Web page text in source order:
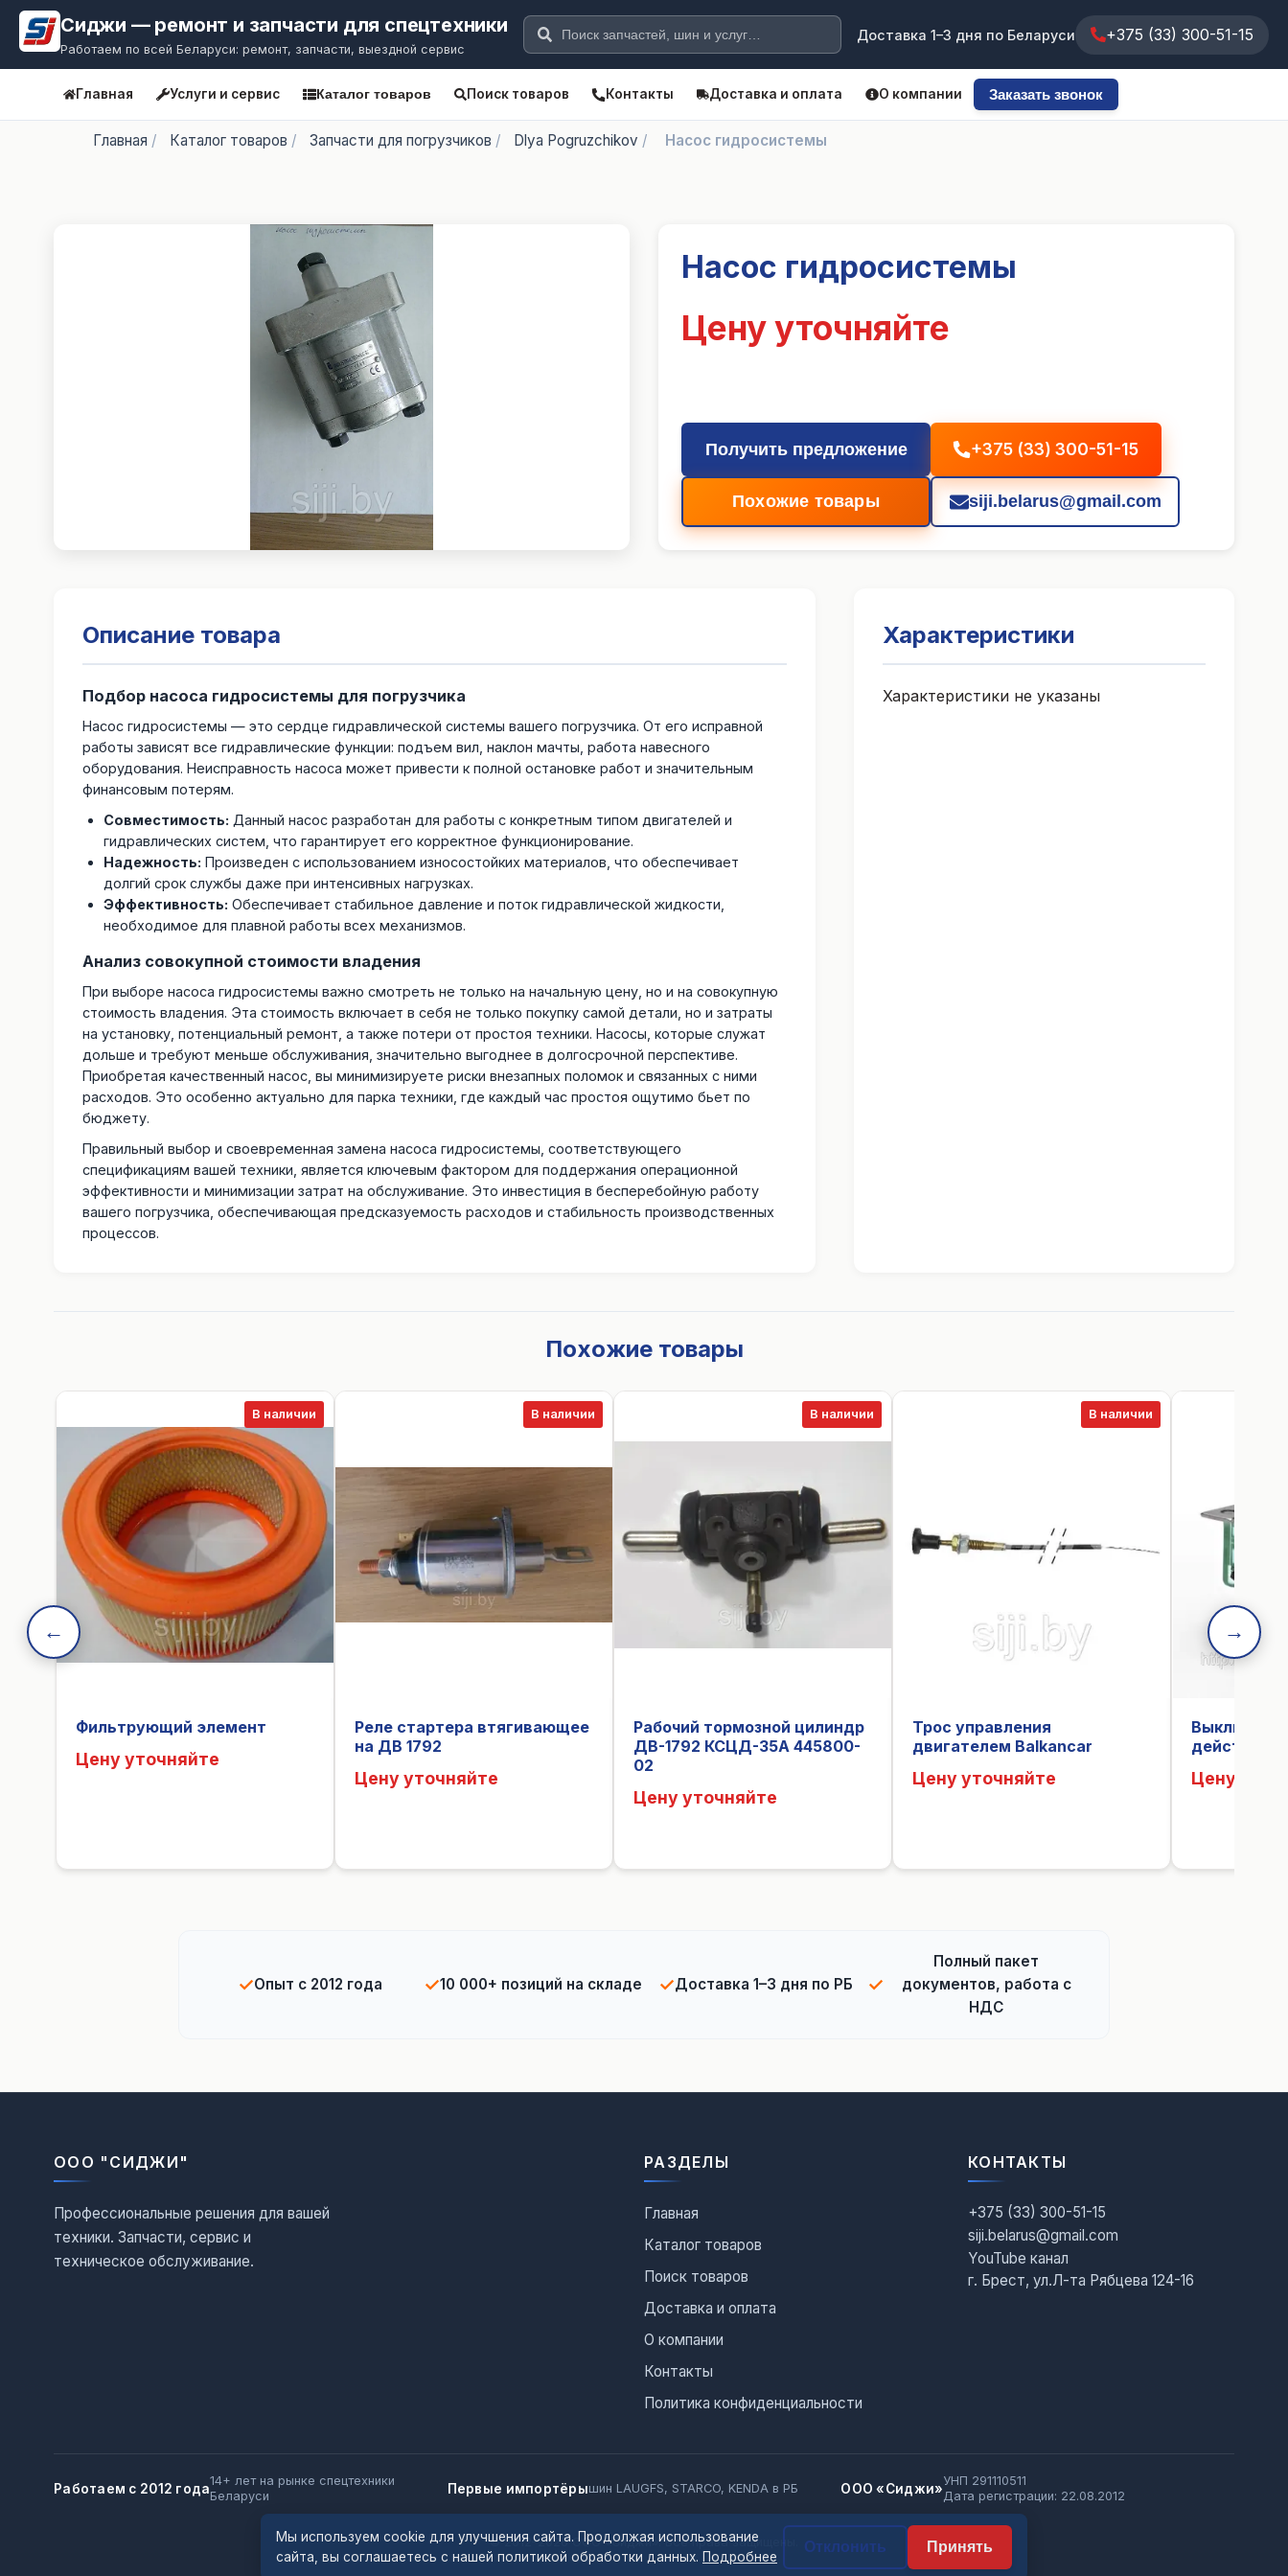
Сиджи — ремонт и запчасти для спецтехники
Работаем по всей Беларуси: ремонт, запчасти, выездной сервис
Доставка 1–3 дня по Беларуси +375 (33) 300-51-15
Главная Услуги и сервис Каталог товаров Поиск товаров Контакты Доставка и оплата О компании Заказать звонок
Мы используем cookie для улучшения сайта. Продолжая использование
сайта, вы соглашаетесь с нашей политикой обработки данных. Подробнее
Отклонить Принять
Главная / Каталог товаров / Запчасти для погрузчиков / Dlya Pogruzchikov / Насос гидросистемы
Насос гидросистемы
Цену уточняйте
Получить предложение +375 (33) 300-51-15
Похожие товары siji.belarus@gmail.com
Описание товара
Подбор насоса гидросистемы для погрузчика
Насос гидросистемы — это сердце гидравлической системы вашего погрузчика. От его исправной
работы зависят все гидравлические функции: подъем вил, наклон мачты, работа навесного
оборудования. Неисправность насоса может привести к полной остановке работ и значительным
финансовым потерям.
Совместимость: Данный насос разработан для работы с конкретным типом двигателей и
гидравлических систем, что гарантирует его корректное функционирование.
Надежность: Произведен с использованием износостойких материалов, что обеспечивает
долгий срок службы даже при интенсивных нагрузках.
Эффективность: Обеспечивает стабильное давление и поток гидравлической жидкости,
необходимое для плавной работы всех механизмов.
Анализ совокупной стоимости владения
При выборе насоса гидросистемы важно смотреть не только на начальную цену, но и на совокупную
стоимость владения. Эта стоимость включает в себя не только покупку самой детали, но и затраты
на установку, потенциальный ремонт, а также потери от простоя техники. Насосы, которые служат
дольше и требуют меньше обслуживания, значительно выгоднее в долгосрочной перспективе.
Приобретая качественный насос, вы минимизируете риски внезапных поломок и связанных с ними
расходов. Это особенно актуально для парка техники, где каждый час простоя ощутимо бьет по
бюджету.
Правильный выбор и своевременная замена насоса гидросистемы, соответствующего
спецификациям вашей техники, является ключевым фактором для поддержания операционной
эффективности и минимизации затрат на обслуживание. Это инвестиция в бесперебойную работу
вашего погрузчика, обеспечивающая предсказуемость расходов и стабильность производственных
процессов.
Характеристики
Характеристики не указаны
Похожие товары
←
В наличии
Фильтрующий элемент
Цену уточняйте
В наличии
Реле стартера втягивающее
на ДВ 1792
Цену уточняйте
В наличии
Рабочий тормозной цилиндр
ДВ-1792 КСЦД-35А 445800-
02
Цену уточняйте
В наличии
Трос управления
двигателем Balkancar
Цену уточняйте
действия
Цену
→
✓Опыт с 2012 года ✓10 000+ позиций на складе ✓Доставка 1–3 дня по РБ ✓
Полный пакет
документов, работа с
НДС
ООО "СИДЖИ"
Профессиональные решения для вашей
техники. Запчасти, сервис и
техническое обслуживание.
РАЗДЕЛЫ
Главная
Каталог товаров
Поиск товаров
Доставка и оплата
О компании
Контакты
Политика конфиденциальности
КОНТАКТЫ
+375 (33) 300-51-15
siji.belarus@gmail.com
YouTube канал
г. Брест, ул.Л-та Рябцева 124-16
Работаем с 2012 года14+ лет на рынке спецтехники
Беларуси
Первые импортёрышин LAUGFS, STARCO, KENDA в РБ ООО «Сиджи»УНП 291110511
Дата регистрации: 22.08.2012
© 2012–2026 ООО «Сиджи». Все права защищены.